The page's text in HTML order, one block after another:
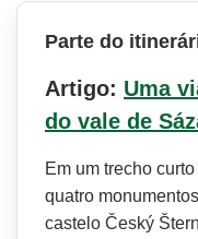
Parte do
Artigo: Uma
do vale de
Em um trecho
quatro
castelo Český